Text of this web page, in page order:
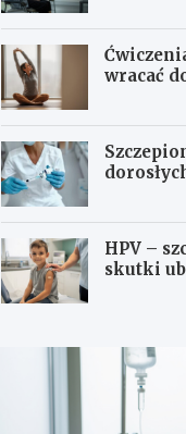
wracać
HPV –
skutki